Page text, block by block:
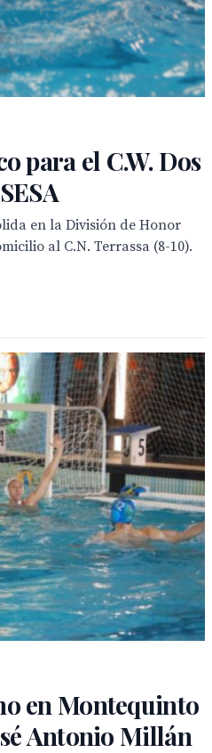
para el C.W. Dos
en la División de Honor
al C.N. Terrassa (8-10).
en Montequinto
Antonio Millán